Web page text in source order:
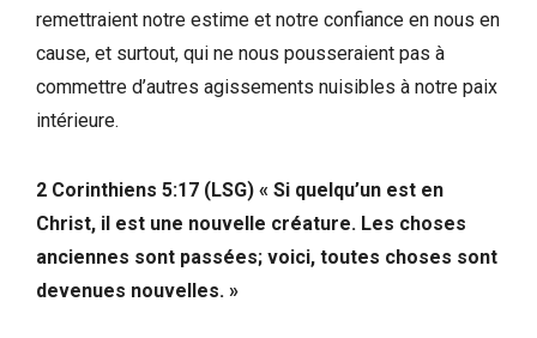
remettraient notre estime et notre confiance en nous en
cause, et surtout, qui ne nous pousseraient pas à
commettre d’autres agissements nuisibles à notre paix
intérieure.
2 Corinthiens 5:17 (LSG) « Si quelqu’un est en
Christ, il est une nouvelle créature. Les choses
anciennes sont passées; voici, toutes choses sont
devenues nouvelles. »